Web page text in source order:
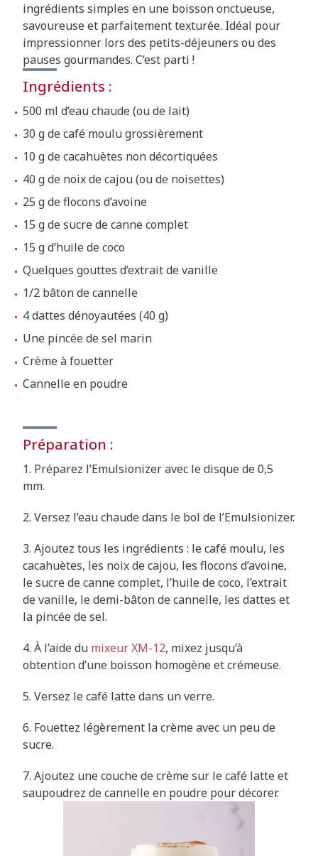
ingrédients simples en une boisson onctueuse,
savoureuse et parfaitement texturée. Idéal pour
impressionner lors des petits-déjeuners ou des
pauses gourmandes. C’est parti !
Ingrédients :
500 ml d’eau chaude (ou de lait)
30 g de café moulu grossièrement
10 g de cacahuètes non décortiquées
40 g de noix de cajou (ou de noisettes)
25 g de flocons d’avoine
15 g de sucre de canne complet
15 g d’huile de coco
Quelques gouttes d’extrait de vanille
1/2 bâton de cannelle
4 dattes dénoyautées (40 g)
Une pincée de sel marin
Crème à fouetter
Cannelle en poudre
Préparation :
1. Préparez l’Emulsionizer avec le disque de 0,5
mm.
2. Versez l’eau chaude dans le bol de l’Emulsionizer.
3. Ajoutez tous les ingrédients : le café moulu, les
cacahuètes, les noix de cajou, les flocons d’avoine,
le sucre de canne complet, l’huile de coco, l’extrait
de vanille, le demi-bâton de cannelle, les dattes et
la pincée de sel.
4. À l’aide du mixeur XM-12, mixez jusqu’à
obtention d’une boisson homogène et crémeuse.
5. Versez le café latte dans un verre.
6. Fouettez légèrement la crème avec un peu de
sucre.
7. Ajoutez une couche de crème sur le café latte et
saupoudrez de cannelle en poudre pour décorer.